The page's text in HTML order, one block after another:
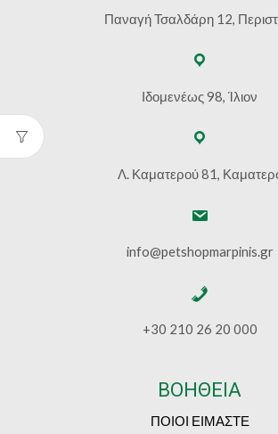
Παναγή Τσαλδάρη 12,
Ιδομενέως 98, Ίλιον
Λ. Καματερού 81,
info@petshopmarpinis.gr
+30 210 26 20 000
ΒΟΗΘΕΙΑ
ΠΟΙΟΙ ΕΙΜΑΣΤΕ